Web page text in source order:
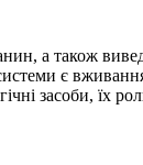
а також
є
засоби, їх